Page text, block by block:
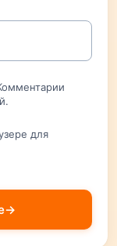
для
→